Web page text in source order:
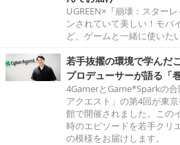
UGREEN×『崩壊：スター
ンされていて美しい！モバ
ど、ゲームと一緒に使いた
若手抜擢の環境で学ん
プロデューサーが語る「
4GamerとGame*Sparkの
アクエスト」の第4回が東
館で開催されました。この
時のエピソードを若手クリ
の模様をお届けします。